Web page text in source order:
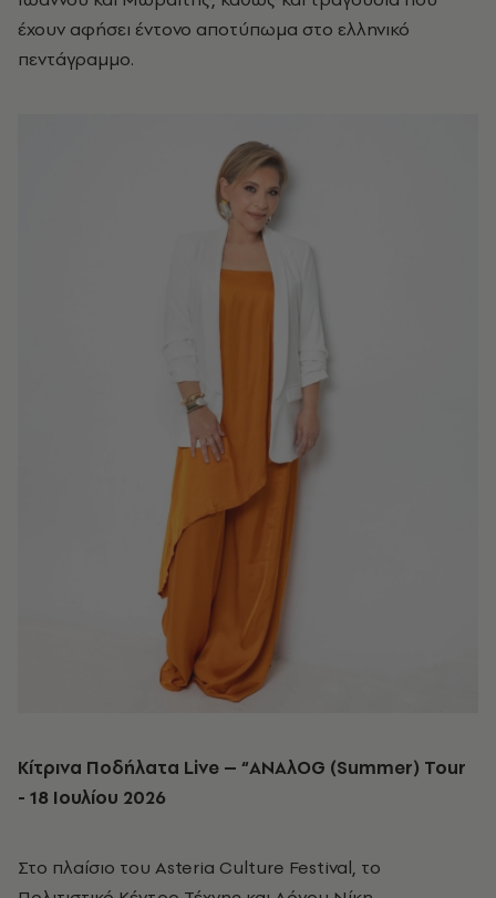
έχουν αφήσει έντονο αποτύπωμα στο ελληνικό
πεντάγραμμο.
Κίτρινα Ποδήλατα Live – “ANAλOG (Summer) Tour
- 18 Ιουλίου 2026
Στο πλαίσιο του Asteria Culture Festival, το